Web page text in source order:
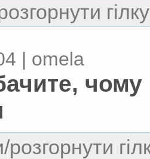
| omela
чому
розгорнути